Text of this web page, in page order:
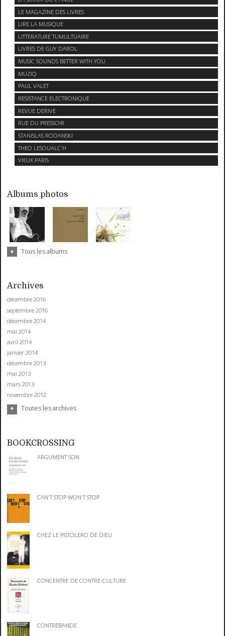
LE MAGAZINE DES LIVRES
LIRE LA MUSIQUE
LITTERATURE TUMULTUAIRE
LIVRES DE GUY DAROL
MUSIC SOUNDS BETTER WITH YOU
MUZIQ
PAUL VALET
RESISTANCE ELECTRONIQUE
REVUE DERIVE
RUE DU PRESSOIR
STANISLAS RODANSKI
THEO LESOUALC'H
VIEUX PARIS
Albums photos
Tous les albums
Archives
décembre 2016
septembre 2016
décembre 2014
mai 2014
avril 2014
janvier 2014
décembre 2013
mai 2013
mars 2013
novembre 2012
Toutes les archives
BOOKCROSSING
ARGUMENT SON
CAN'T STOP WON'T STOP
CHEZ LE PISTOLERO DE DIEU
CONCENTRE DE CONTRE-CULTURE
CONTREBANDE